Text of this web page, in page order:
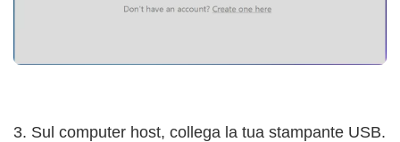
3. Sul computer host, collega la tua stampante USB.